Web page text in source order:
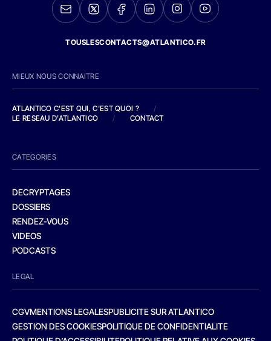
TOUSLESCONTACTS@ATLANTICO.FR
MIEUX NOUS CONNAITRE
ATLANTICO C'EST QUI, C'EST QUOI ?
/
LE RESEAU D'ATLANTICO
/ CONTACT
CATEGORIES
DECRYPTAGES
DOSSIERS
RENDEZ-VOUS
VIDEOS
PODCASTS
LEGAL
CGVMENTIONS LEGALESPUBLICITE SUR ATLANTICO
GESTION DES COOKIESPOLITIQUE DE CONFIDENTIALITE